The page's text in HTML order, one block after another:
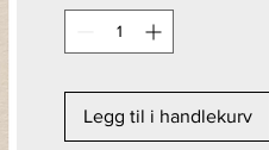
Legg til i handlekurv